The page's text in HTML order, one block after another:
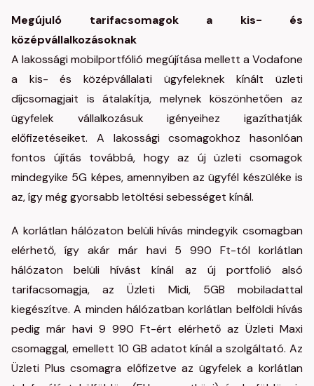
Megújuló tarifacsomagok a kis- és
középvállalkozásoknak
A lakossági mobilportfólió megújítása mellett a Vodafone
a kis- és középvállalati ügyfeleknek kínált üzleti
díjcsomagjait is átalakítja, melynek köszönhetően az
ügyfelek vállalkozásuk igényeihez igazíthatják
előfizetéseiket. A lakossági csomagokhoz hasonlóan
fontos újítás továbbá, hogy az új üzleti csomagok
mindegyike 5G képes, amennyiben az ügyfél készüléke is
az, így még gyorsabb letöltési sebességet kínál.
A korlátlan hálózaton belüli hívás mindegyik csomagban
elérhető, így akár már havi 5 990 Ft-tól korlátlan
hálózaton belüli hívást kínál az új portfolió alsó
tarifacsomagja, az Üzleti Midi, 5GB mobiladattal
kiegészítve. A minden hálózatban korlátlan belföldi hívás
pedig már havi 9 990 Ft-ért elérhető az Üzleti Maxi
csomaggal, emellett 10 GB adatot kínál a szolgáltató. Az
Üzleti Plus csomagra előfizetve az ügyfelek a korlátlan